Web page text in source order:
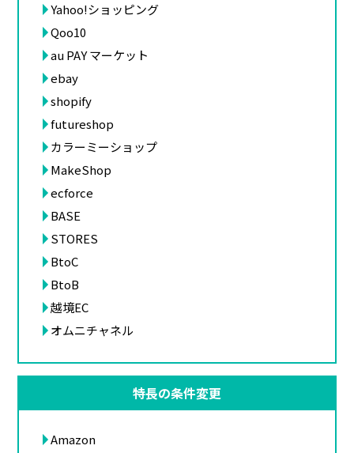
Yahoo!ショッピング
Qoo10
au PAY マーケット
ebay
shopify
futureshop
カラーミーショップ
MakeShop
ecforce
BASE
STORES
BtoC
BtoB
越境EC
オムニチャネル
特長の条件変更
Amazon